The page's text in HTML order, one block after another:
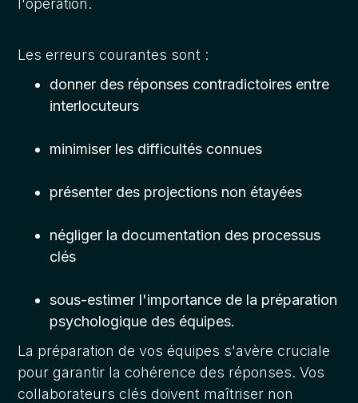
l'opération.
Les erreurs courantes sont :
donner des réponses contradictoires entre
interlocuteurs
minimiser les difficultés connues
présenter des projections non étayées
négliger la documentation des processus
clés
sous-estimer l'importance de la préparation
psychologique des équipes.
La préparation de vos équipes s'avère cruciale
pour garantir la cohérence des réponses. Vos
collaborateurs clés doivent maîtriser non